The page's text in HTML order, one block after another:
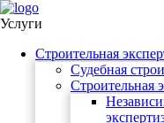
Услуги
Строительная
Судебная
Строительная